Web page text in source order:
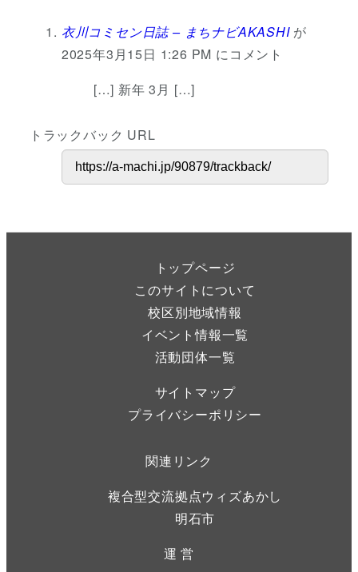
衣川コミセン日誌 – まちナビAKASHIが
2025年3月15日 1:26 PM にコメント
[…] 新年 3月 […]
トラックバック URL
トップページ
このサイトについて
校区別地域情報
イベント情報一覧
活動団体一覧
サイトマップ
プライバシーポリシー
関連リンク
複合型交流拠点ウィズあかし
明石市
運 営